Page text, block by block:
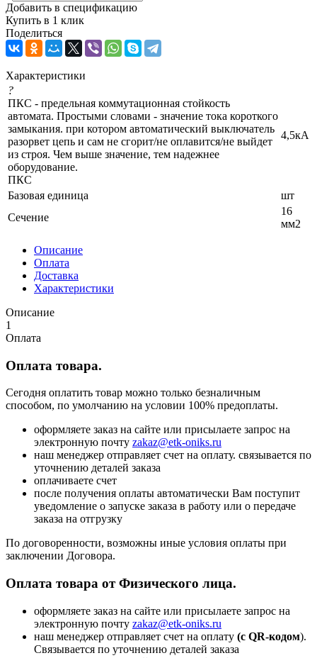
Добавить в спецификацию
Купить в 1 клик
Поделиться
Характеристики
?
ПКС - предельная коммутационная стойкость
автомата. Простыми словами - значение тока короткого
замыкания. при котором автоматический выключатель
разорвет цепь и сам не сгорит/не оплавится/не выйдет
из строя. Чем выше значение, тем надежнее
оборудование.
ПКС
4,5кА
Базовая единица
шт
Сечение
16
мм2
Описание
Оплата
Доставка
Характеристики
Описание
1
Оплата
Оплата товара.
Сегодня оплатить товар можно только безналичным
способом, по умолчанию на условии 100% предоплаты.
оформляете заказ на сайте или присылаете запрос на
электронную почту zakaz@etk-oniks.ru
наш менеджер отправляет счет на оплату. связывается по
уточнению деталей заказа
оплачиваете счет
после получения оплаты автоматически Вам поступит
уведомление о запуске заказа в работу или о передаче
заказа на отгрузку
По договоренности, возможны иные условия оплаты при
заключении Договора.
Оплата товара от Физического лица.
оформляете заказ на сайте или присылаете запрос на
электронную почту zakaz@etk-oniks.ru
наш менеджер отправляет счет на оплату (с QR-кодом).
Связывается по уточнению деталей заказа